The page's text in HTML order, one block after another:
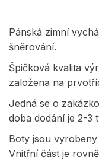
Pánská zimní
šněrování.
Špičková kvalita
založena na
Jedná se o
doba dodání je 2-3
Boty jsou
Vnitřní část je